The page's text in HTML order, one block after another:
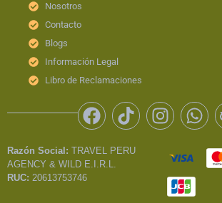
Nosotros
Contacto
Blogs
Información Legal
Libro de Reclamaciones
F
a
c
e
T
i
k
I
n
a
g
W
h
t
s
a
Razón Social: TRAVEL PERU
AGENCY & WILD E.I.R.L.
RUC: 20613753746